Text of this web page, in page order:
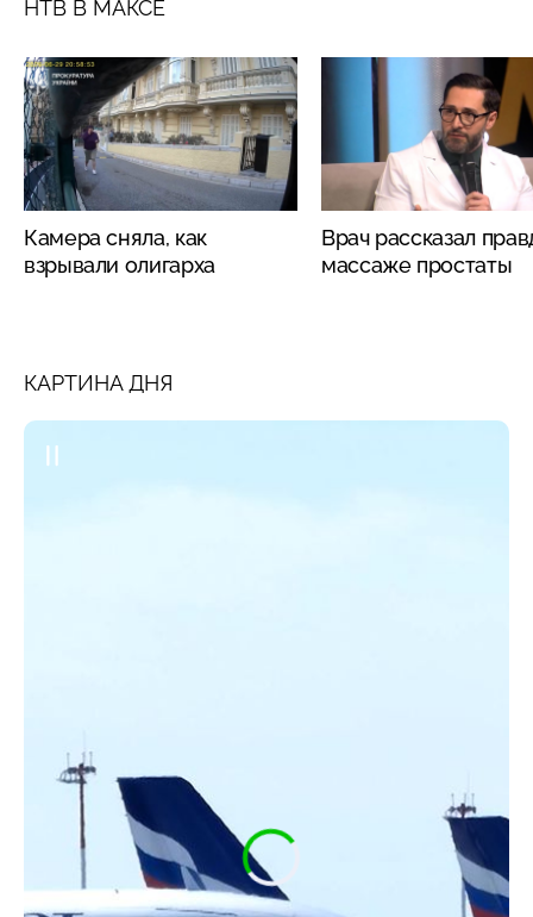
НТВ В МАКСЕ
Камера сняла, как
взрывали олигарха
Врач рассказал
массаже простаты
КАРТИНА ДНЯ